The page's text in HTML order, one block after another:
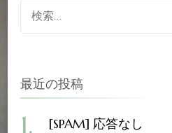
検
索
象:
最近の投稿
[SPAM] 応答なし